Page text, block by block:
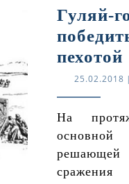
Гуляй-
пехотой
25.02.2018 |
На протяжении многих веков
сражения